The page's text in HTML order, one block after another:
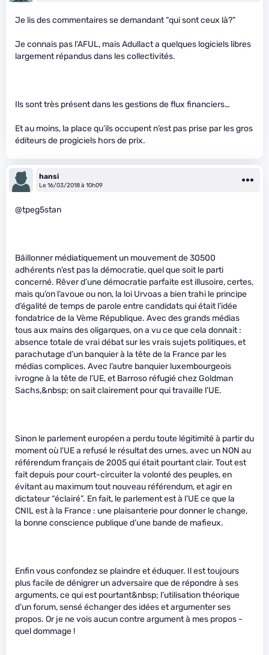
Je lis des commentaires se demandant “qui sont ceux là?”
Je connais pas l’AFUL, mais Adullact a quelques logiciels libres
largement répandus dans les collectivités.
Ils sont très présent dans les gestions de flux financiers…
Et au moins, la place qu’ils occupent n’est pas prise par les gros
éditeurs de progiciels hors de prix.
hansi
Le 16/03/2018 à 10h09
@tpeg5stan
Bâillonner médiatiquement un mouvement de 30500
adhérents n’est pas la démocratie, quel que soit le parti
concerné. Rêver d’une démocratie parfaite est illusoire, certes,
mais qu’on l’avoue ou non, la loi Urvoas a bien trahi le principe
d’égalité de temps de parole entre candidats qui était l’idée
fondatrice de la Vème République. Avec des grands médias
tous aux mains des oligarques, on a vu ce que cela donnait :
absence totale de vrai débat sur les vrais sujets politiques, et
parachutage d’un banquier à la tête de la France par les
médias complices. Avec l’autre banquier luxembourgeois
ivrogne à la tête de l’UE, et Barroso réfugié chez Goldman
Sachs,&nbsp; on sait clairement pour qui travaille l’UE.
Sinon le parlement européen a perdu toute légitimité à partir du
moment où l’UE a refusé le résultat des urnes, avec un NON au
référendum français de 2005 qui était pourtant clair. Tout est
fait depuis pour court-circuiter la volonté des peuples, en
évitant au maximum tout nouveau référendum, et agir en
dictateur “éclairé”. En fait, le parlement est à l’UE ce que la
CNIL est à la France : une plaisanterie pour donner le change,
la bonne conscience publique d’une bande de mafieux.
Enfin vous confondez se plaindre et éduquer. Il est toujours
plus facile de dénigrer un adversaire que de répondre à ses
arguments, ce qui est pourtant&nbsp; l’utilisation théorique
d’un forum, sensé échanger des idées et argumenter ses
propos. Or je ne vois aucun contre argument à mes propos -
quel dommage !